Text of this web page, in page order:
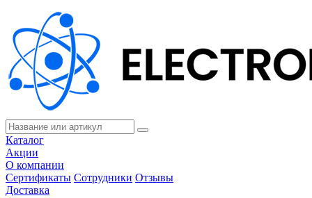
Каталог
Акции
О компании
Сертификаты Сотрудники Отзывы
Доставка